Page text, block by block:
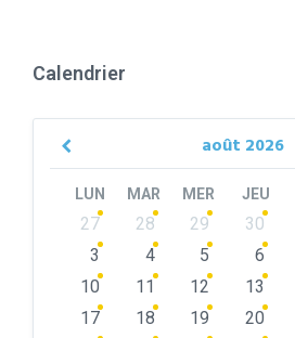
Calendrier
août 2026
Previous
LUN MAR MER JEU
Skip
calendar
27 28 29 30
3
4 5 6
10
11 12 13
17
18 19 20